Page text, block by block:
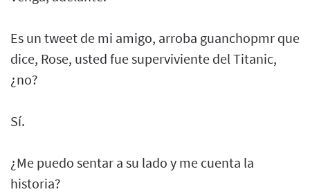
Es un tweet de mi amigo, arroba guanchopmr que
dice, Rose, usted fue superviviente del Titanic,
¿no?
Sí.
¿Me puedo sentar a su lado y me cuenta la
historia?